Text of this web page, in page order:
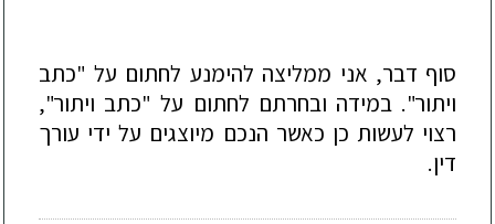
סוף דבר, אני ממליצה להימנע לחתום על "כתב
ויתור". במידה ובחרתם לחתום על "כתב ויתור",
רצוי לעשות כן כאשר הנכם מיוצגים על ידי עורך
דין.